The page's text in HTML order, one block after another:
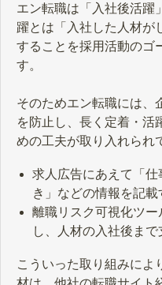
エン転職は「入社後活躍
躍とは「入社した人材が
することを採用活動のゴ
す。
そのためエン転職には、
を防止し、長く定着・活
めの工夫が取り入れられ
求人広告にあえて「
き」などの情報を記載
離職リスク可視化ツ
し、人材の入社後まで
こういった取り組みによ